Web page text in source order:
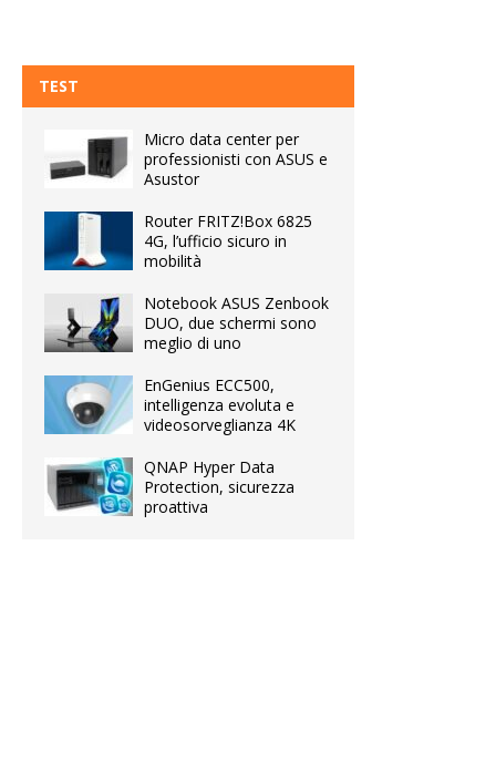
TEST
Micro data center per
professionisti con ASUS e
Asustor
Router FRITZ!Box 6825
4G, l’ufficio sicuro in
mobilità
Notebook ASUS Zenbook
DUO, due schermi sono
meglio di uno
EnGenius ECC500,
intelligenza evoluta e
videosorveglianza 4K
QNAP Hyper Data
Protection, sicurezza
proattiva